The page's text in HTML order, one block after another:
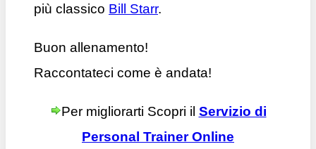
più classico Bill Starr.
Buon allenamento!
Raccontateci come è andata!
Per migliorarti Scopri il Servizio di
Personal Trainer Online